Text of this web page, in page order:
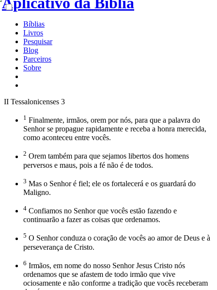
Bíblias
Livros
Pesquisar
Blog
Parceiros
Sobre
II Tessalonicenses 3
1 Finalmente, irmãos, orem por nós, para que a palavra do
Senhor se propague rapidamente e receba a honra merecida,
como aconteceu entre vocês.
2 Orem também para que sejamos libertos dos homens
perversos e maus, pois a fé não é de todos.
3 Mas o Senhor é fiel; ele os fortalecerá e os guardará do
Maligno.
4 Confiamos no Senhor que vocês estão fazendo e
continuarão a fazer as coisas que ordenamos.
5 O Senhor conduza o coração de vocês ao amor de Deus e à
perseverança de Cristo.
6 Irmãos, em nome do nosso Senhor Jesus Cristo nós
ordenamos que se afastem de todo irmão que vive
ociosamente e não conforme a tradição que vocês receberam